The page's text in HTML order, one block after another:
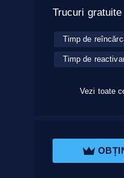
Trucuri gratuite
Timp de
Timp de
Vezi toate